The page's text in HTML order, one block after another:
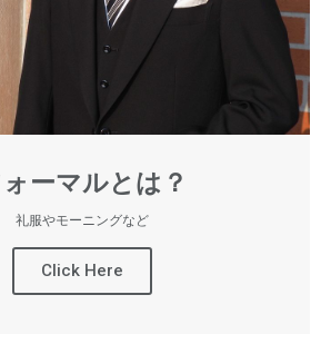
ーマルとは？
礼服やモーニングなど
Click Here